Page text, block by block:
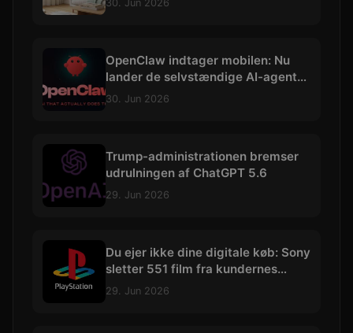
30. Jun 2026
OpenClaw indtager mobilen: Nu
lander de selvstændige AI-agenter
på iOS og Android
30. Jun 2026
Trump-administrationen bremser
udrulningen af ChatGPT 5.6
29. Jun 2026
Du ejer ikke dine digitale køb: Sony
sletter 551 film fra kundernes
biblioteker
29. Jun 2026